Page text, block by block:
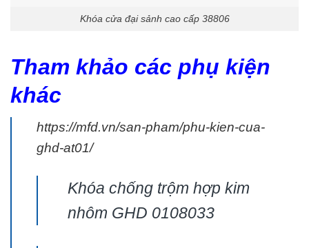
Khóa cửa đại sảnh cao cấp 38806
Tham khảo các phụ kiện
khác
https://mfd.vn/san-pham/phu-kien-cua-
ghd-at01/
Khóa chống trộm hợp kim
nhôm GHD 0108033